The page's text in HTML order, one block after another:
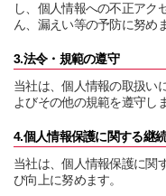
し、個人情報への不正アク
ん、漏えい等の予防に努め
3.法令・規範の遵守
当社は、個人情報の取扱い
よびその他の規範を遵守し
4.個人情報保護に関する継
当社は、個人情報保護に関
び向上に努めます。